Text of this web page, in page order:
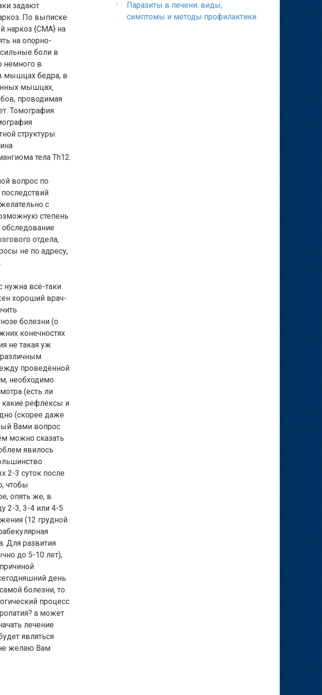
задают
По выписке
наркоз {СМА} на
на опорно-
боли в
немного в
мышцах бедра, в
мышцах,
проводимая
Томография
структуры
тела Th12.
вопрос по
с
степень
обследование
отдела,
не по адресу,
нужна всё-таки
хороший врач-
болезни (о
конечностях
не такая уж
различным
проведённой
необходимо
(есть ли
какие рефлексы и
(скорее даже
Вами вопрос
можно сказать
явилось
2-3 суток после
чтобы
опять же, в
2-3, 3-4 или 4-5
(12 грудной
Для развития
до 5-10 лет),
день
болезни, то
процесс
а может
лечение
являться
желаю Вам
Паразиты в печени: виды,
симптомы и методы профилактики